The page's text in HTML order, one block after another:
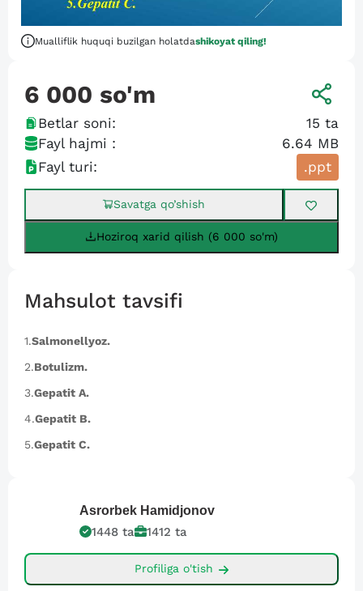
Mualliflik huquqi buzilgan holatdashikoyat qiling!
6 000 so'm
Betlar soni: 15 ta
Fayl hajmi :
6.64 MB
Fayl turi:
.ppt
Savatga qo’shish
Hoziroq xarid qilish (6 000 so'm)
Mahsulot tavsifi
1.Salmonellyoz.
2.Botulizm.
3.Gepatit A.
4.Gepatit B.
5.Gepatit C.
Asrorbek Hamidjonov
1448 ta 1412 ta
Profiliga o'tish